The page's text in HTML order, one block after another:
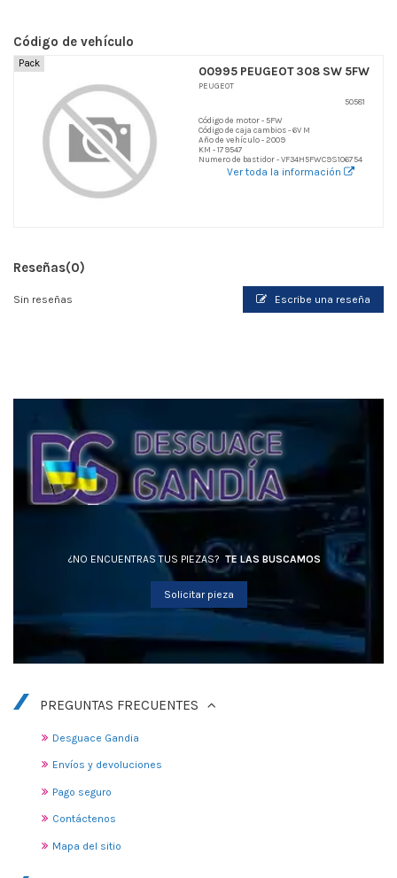
Código de vehículo
Pack
00995 PEUGEOT 308 SW 5FW
PEUGEOT
50581
Código de motor - 5FW
Código de caja cambios - 6V M
Año de vehículo - 2009
KM - 179547
Numero de bastidor - VF34H5FWC9S106754
Ver toda la información
Reseñas(0)
Sin reseñas Escribe una reseña
¿NO ENCUENTRAS TUS PIEZAS? TE LAS BUSCAMOS
Solicitar pieza
PREGUNTAS FRECUENTES
Desguace Gandia
Envíos y devoluciones
Pago seguro
Contáctenos
Mapa del sitio